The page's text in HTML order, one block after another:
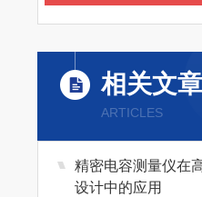
相关文章
ARTICLES
精密电容测量仪在
设计中的应用